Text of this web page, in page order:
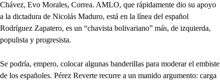
Chávez, Evo Morales, Correa. AMLO, que rápidamente dio su apoyo
a la dictadura de Nicolás Maduro, está en la línea del español
Rodríguez Zapatero, es un “chavista bolivariano” más, de izquierda,
populista y progresista.
Se podría, empero, colocar algunas banderillas para moderar el embiste
de los españoles. Pérez Reverte recurre a un manido argumento: carga